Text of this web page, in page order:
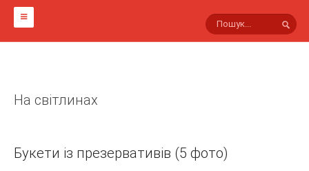
МАРКИ ПРЕЗЕРВАТИВІВ
Viva
На світлинах
Букети із презервативів (5 фото)